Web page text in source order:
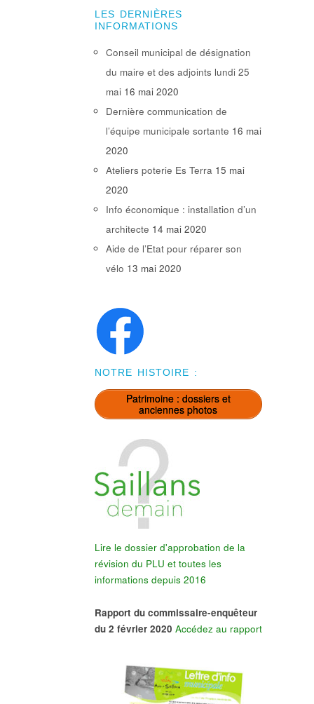
LES DERNIÈRES
INFORMATIONS
Conseil municipal de désignation
du maire et des adjoints lundi 25
mai 16 mai 2020
Dernière communication de
l’équipe municipale sortante 16 mai
2020
Ateliers poterie Es Terra 15 mai
2020
Info économique : installation d’un
architecte 14 mai 2020
Aide de l’Etat pour réparer son
vélo 13 mai 2020
NOTRE HISTOIRE :
Patrimoine : dossiers et
anciennes photos
Lire le dossier d'approbation de la
révision du PLU et toutes les
informations depuis 2016
Rapport du commissaire-enquêteur
du 2 février 2020 Accédez au rapport